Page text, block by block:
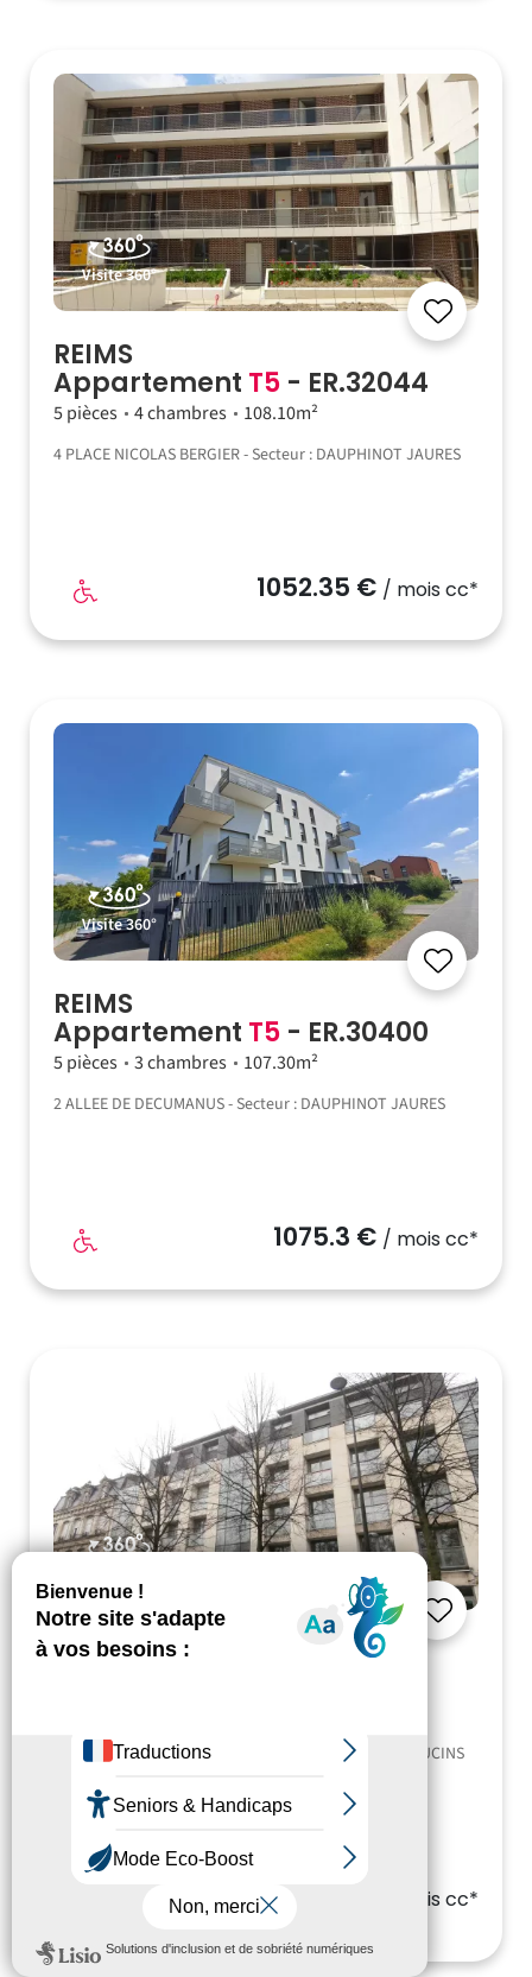
Visite 360°
REIMS
Appartement T5 - ER.32044
5 pièces 4 chambres 108.10m²
4 PLACE NICOLAS BERGIER - Secteur : DAUPHINOT JAURES
1052.35 € / mois cc*
Visite 360°
REIMS
Appartement T5 - ER.30400
5 pièces 3 chambres 107.30m²
2 ALLEE DE DECUMANUS - Secteur : DAUPHINOT JAURES
1075.3 € / mois cc*
REIMS
11 BD. DU GENERAL LECLERC - Secteur : CENTRE CAPUCINS
1118.85 € / mois cc*